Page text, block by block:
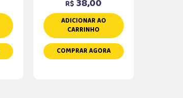
R$
ADICIONAR AO
CARRINHO
COMPRAR AGORA